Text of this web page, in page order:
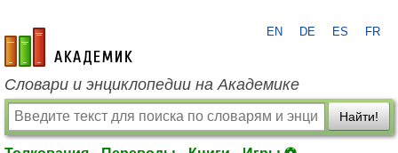
academic.ru
EN DE ES FR
Словари и энциклопедии на Академике
Найти!